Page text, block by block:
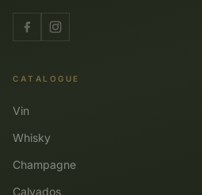
CATALOGUE
Vin
Whisky
Champagne
Calvados